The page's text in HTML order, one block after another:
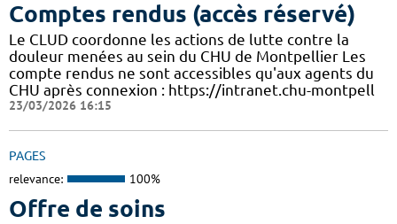
Comptes rendus (accès réservé)
Le CLUD coordonne les actions de lutte contre la
douleur menées au sein du CHU de Montpellier Les
compte rendus ne sont accessibles qu'aux agents du
CHU après connexion : https://intranet.chu-montpell
23/03/2026 16:15
PAGES
relevance: 100%
Offre de soins